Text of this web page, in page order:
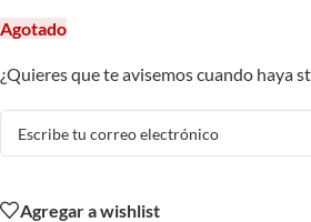
Agotado
¿Quieres que te avisemos cuando haya
Agregar a wishlist